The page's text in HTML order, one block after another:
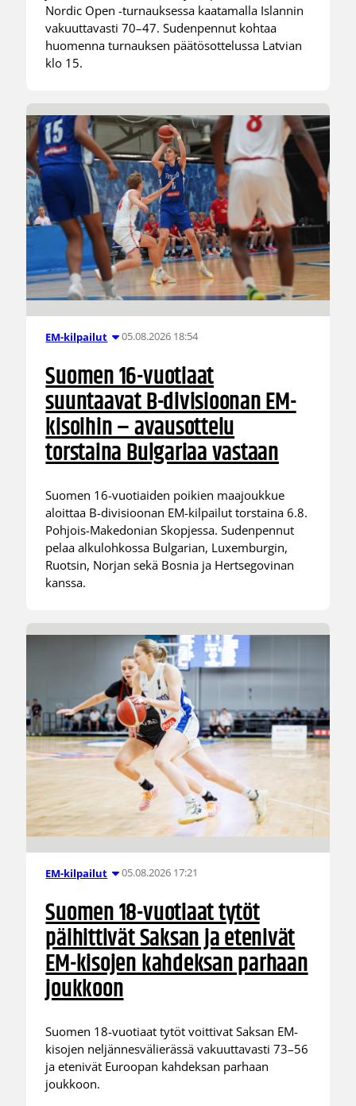
Nordic Open -turnauksessa kaatamalla Islannin
vakuuttavasti 70–47. Sudenpennut kohtaa
huomenna turnauksen päätösottelussa Latvian
klo 15.
EM-kilpailut 05.08.2026 18:54
Suomen 16-vuotiaat
suuntaavat B-divisioonan EM-
kisoihin – avausottelu
torstaina Bulgariaa vastaan
Suomen 16-vuotiaiden poikien maajoukkue
aloittaa B-divisioonan EM-kilpailut torstaina 6.8.
Pohjois-Makedonian Skopjessa. Sudenpennut
pelaa alkulohkossa Bulgarian, Luxemburgin,
Ruotsin, Norjan sekä Bosnia ja Hertsegovinan
kanssa.
EM-kilpailut 05.08.2026 17:21
Suomen 18-vuotiaat tytöt
päihittivät Saksan ja etenivät
EM-kisojen kahdeksan parhaan
joukkoon
Suomen 18-vuotiaat tytöt voittivat Saksan EM-
kisojen neljännesvälierässä vakuuttavasti 73–56
ja etenivät Euroopan kahdeksan parhaan
joukkoon.